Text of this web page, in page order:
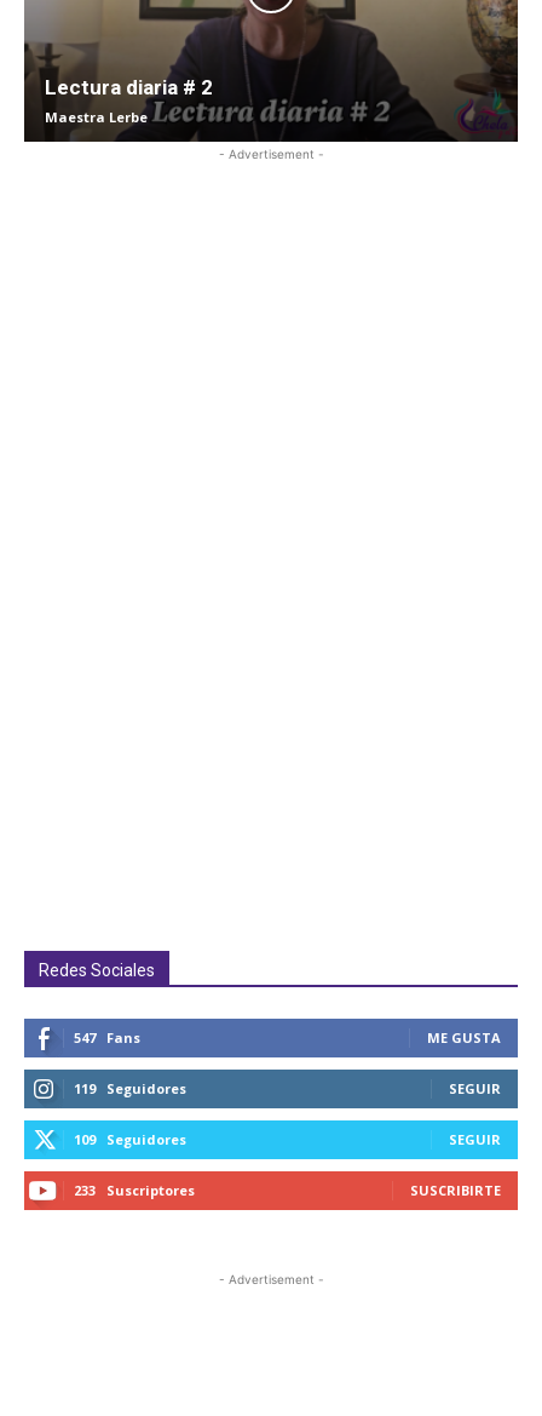
Lectura diaria # 2
Maestra Lerbe
- Advertisement -
Redes Sociales
547 Fans ME GUSTA
119 Seguidores SEGUIR
109 Seguidores SEGUIR
233 Suscriptores SUSCRIBIRTE
- Advertisement -